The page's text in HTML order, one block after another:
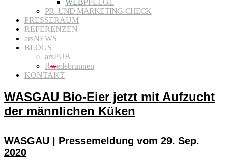
PR- UND MARKETING-CHECK
PRESSERAUM
REFERENZEN
arsNEWS
BLOGS
arsPUB
Rwedebrunnen
KONTAKT
WASGAU Bio-Eier jetzt mit Aufzucht
der männlichen Küken
WASGAU | Pressemeldung vom 29. Sep.
2020